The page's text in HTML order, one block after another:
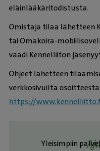
eläinlääkäritodistusta.
Omistaja tilaa lähetteen
tai Omakoira-
vaadi Kennelliiton
Ohjeet lähetteen
verkkosivuilta
https://
Yleisimpiin